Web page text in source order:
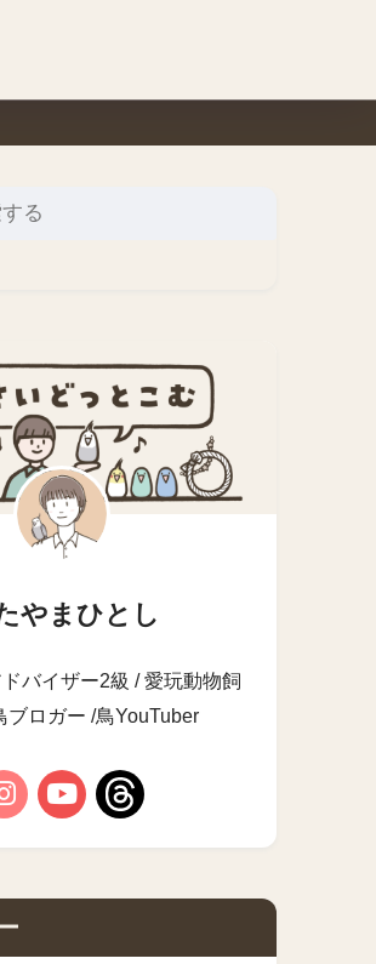
やまひとし
バイザー2級 / 愛玩動物飼
ブロガー /鳥YouTuber